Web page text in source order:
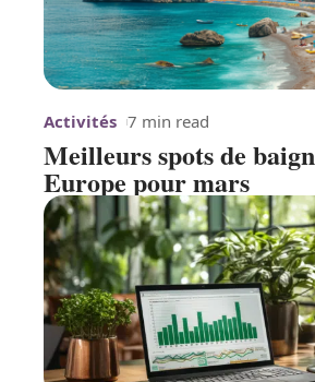
Activités 7 min read
Meilleurs spots de
Europe pour mars